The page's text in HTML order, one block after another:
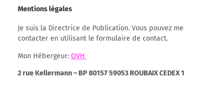
Mentions légales
Je suis la Directrice de Publication. Vous pouvez me
contacter en utilisant le formulaire de contact.
Mon Hébergeur: OVH
2 rue Kellermann – BP 80157 59053 ROUBAIX CEDEX 1